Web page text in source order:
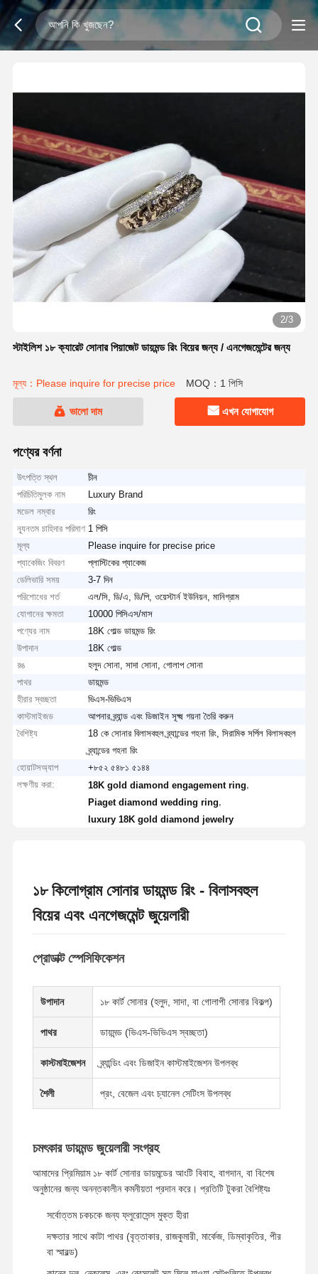
2/3
স্টাইলিশ ১৮ ক্যারেট সোনার পিয়াজেট ডায়মন্ড রিং বিয়ের জন্য / এনগেজমেন্টের জন্য
মূল্য：Please inquire for precise price MOQ：1 পিসি
ভালো দাম এখন যোগাযোগ
পণ্যের বর্ণনা
উৎপত্তি স্থল
চীন
পরিচিতিমুলক নাম
Luxury Brand
মডেল নম্বার
রিং
ন্যূনতম চাহিদার পরিমাণ 1 পিসি
মূল্য
Please inquire for precise price
প্যাকেজিং বিবরণ
প্লাস্টিকের প্যাকেজ
ডেলিভারি সময়
3-7 দিন
পরিশোধের শর্ত
এল/সি, ডি/এ, ডি/পি, ওয়েস্টার্ন ইউনিয়ন, মানিগ্রাম
যোগানের ক্ষমতা
10000 পিসিএস/মাস
পণ্যের নাম
18K গোল্ড ডায়মন্ড রিং
উপাদান
18K গোল্ড
রঙ
হলুদ সোনা, সাদা সোনা, গোলাপ সোনা
পাথর
ডায়মন্ড
হীরার স্বচ্ছতা
ভিএস-ভিভিএস
কাস্টমাইজড
আপনার ব্র্যান্ড এবং ডিজাইন সূক্ষ্ম গয়না তৈরি করুন
বৈশিষ্ট্য
18 কে সোনার বিলাসবহুল ব্র্যান্ডের গহনা রিং, সিরামিক সর্পিল বিলাসবহুল
ব্র্যান্ডের গহনা রিং
হোয়াটসঅ্যাপ
+৮৫২ ৫৪৮১ ৫১৪৪
লক্ষণীয় করা:
18K gold diamond engagement ring
Piaget diamond wedding ring
luxury 18K gold diamond jewelry
১৮ কিলোগ্রাম সোনার ডায়মন্ড রিং - বিলাসবহুল
বিয়ের এবং এনগেজমেন্ট জুয়েলারী
প্রোডাক্ট স্পেসিফিকেশন
উপাদান ১৮ কার্ট সোনার (হলুদ, সাদা, বা গোলাপী সোনার বিকল্প)
পাথর ডায়মন্ড (ভিএস-ভিভিএস স্বচ্ছতা)
কাস্টমাইজেশন ব্র্যান্ডিং এবং ডিজাইন কাস্টমাইজেশন উপলব্ধ
শৈলী প্রং, বেজেল এবং চ্যানেল সেটিংস উপলব্ধ
চমৎকার ডায়মন্ড জুয়েলারী সংগ্রহ
আমাদের প্রিমিয়াম ১৮ কার্ট সোনার ডায়মন্ডের আংটি বিবাহ, বাগদান, বা বিশেষ
অনুষ্ঠানের জন্য অনন্তকালীন কমনীয়তা প্রদান করে। প্রতিটি টুকরা বৈশিষ্ট্যঃ
সর্বোত্তম চকচকে জন্য ফ্লুরোসেন্স মুক্ত হীরা
দক্ষতার সাথে কাটা পাথর (বৃত্তাকার, রাজকুমারী, মার্কেজ, ডিম্বাকৃতির, পীর
বা স্মারল্ড)